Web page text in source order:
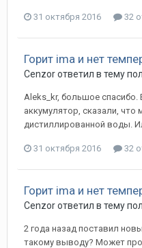
31 октября 2016 32
Горит ima и нет
Cenzorответил в тему
Aleks_kr, большое спасибо.
аккумулятор, сказали, что
дистиллированной воды.
31 октября 2016 32
Горит ima и нет
Cenzorответил в тему
2 года назад поставил
такому выводу? Может